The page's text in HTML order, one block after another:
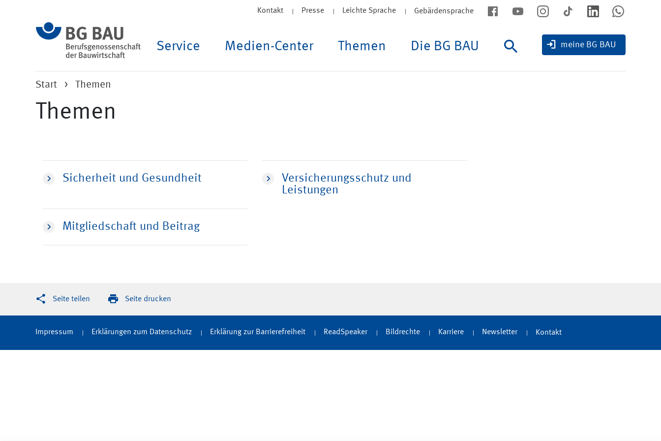
Kontakt Presse Leichte Sprache Gebärdensprache
Service Medien-Center Themen Die BG BAU Suche meine BG BAU
Start Themen
Themen
Sicherheit und Gesundheit
Versicherungsschutz und
Leistungen
Mitgliedschaft und Beitrag
Seite teilen Seite drucken
Impressum Erklärungen zum Datenschutz Erklärung zur Barrierefreiheit ReadSpeaker Bildrechte Karriere Newsletter Kontakt